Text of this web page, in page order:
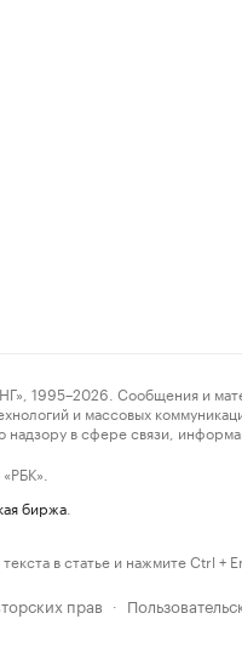
Сообщения и
и массовых
в сфере связи,
биржа
в статье и нажмите Ctrl +
прав ·